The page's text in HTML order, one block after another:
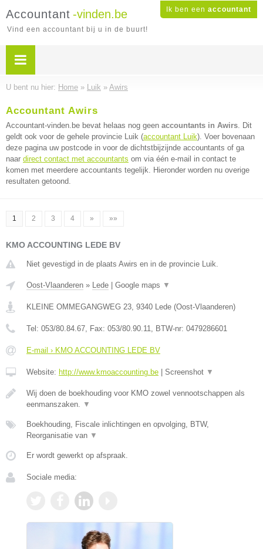
Ik ben een accountant
Accountant -vinden.be
Vind een accountant bij u in de buurt!
U bent nu hier: Home » Luik » Awirs
Accountant Awirs
Accountant-vinden.be bevat helaas nog geen accountants in Awirs. Dit
geldt ook voor de gehele provincie Luik (accountant Luik). Voer bovenaan
deze pagina uw postcode in voor de dichtstbijzijnde accountants of ga
naar direct contact met accountants om via één e-mail in contact te
komen met meerdere accountants tegelijk. Hieronder worden nu overige
resultaten getoond.
1 2 3 4 » »»
KMO ACCOUNTING LEDE BV
Niet gevestigd in de plaats Awirs en in de provincie Luik.
Oost-Vlaanderen » Lede Google maps ▼
KLEINE OMMEGANGWEG 23, 9340 Lede (Oost-Vlaanderen)
Tel: 053/80.84.67, Fax: 053/80.90.11, BTW-nr: 0479286601
E-mail › KMO ACCOUNTING LEDE BV
Website: http://www.kmoaccounting.be Screenshot ▼
Wij doen de boekhouding voor KMO zowel vennootschappen als
eenmanszaken. ▼
Boekhouding, Fiscale inlichtingen en opvolging, BTW,
Reorganisatie van ▼
Er wordt gewerkt op afspraak.
Sociale media: